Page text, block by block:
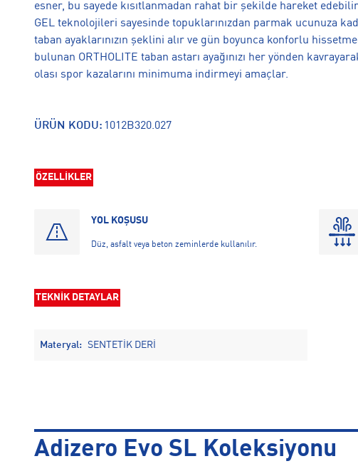
esner, bu sayede kısıtlanmadan rahat bir şekilde hareket
GEL teknolojileri sayesinde topuklarınızdan parmak ucunuza
taban ayaklarınızın şeklini alır ve gün boyunca konforlu
bulunan ORTHOLITE taban astarı ayağınızı her yönden
olası spor kazalarını minimuma indirmeyi amaçlar.
ÜRÜN KODU: 1012B320.027
ÖZELLİKLER
YOL KOŞUSU
Düz, asfalt veya beton zeminlerde kullanılır.
TEKNİK DETAYLAR
Materyal: SENTETİK DERİ
Adizero Evo SL Koleksiyonu